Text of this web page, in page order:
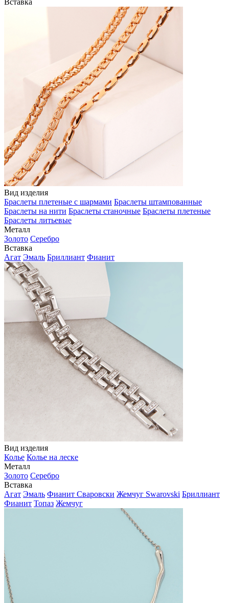
Вставка
Вид изделия
Браслеты плетеные с шармами Браслеты штампованные
Браслеты на нити Браслеты станочные Браслеты плетеные
Браслеты литьевые
Металл
Золото Серебро
Вставка
Агат Эмаль Бриллиант Фианит
Вид изделия
Колье Колье на леске
Металл
Золото Серебро
Вставка
Агат Эмаль Фианит Сваровски Жемчуг Swarovski Бриллиант
Фианит Топаз Жемчуг